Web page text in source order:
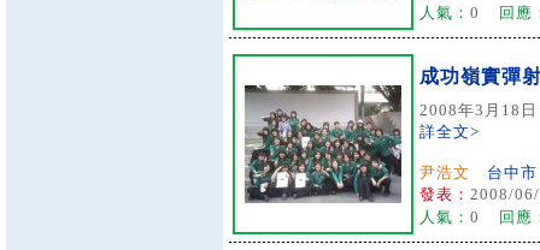
人氣： 0 回應
成功嶺實彈
2008年3月18
詳全文>
尹浩文
台中市
發表： 2008/
人氣： 0 回應